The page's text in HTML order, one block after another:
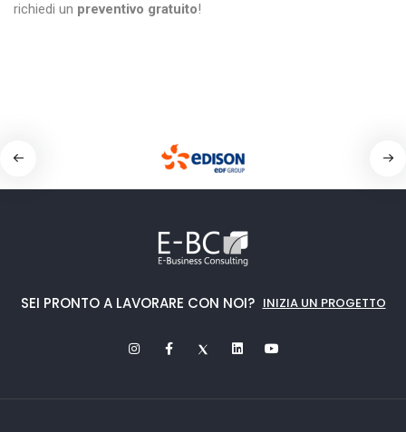
richiedi un preventivo gratuito!
SEI PRONTO A LAVORARE CON NOI? INIZIA UN PROGETTO